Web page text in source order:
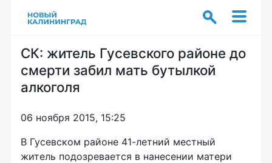
СК: житель Гусевского районе до
смерти забил мать бутылкой
алкоголя
06 ноября 2015, 15:25
В Гусевском районе 41-летний местный
житель подозревается в нанесении матери